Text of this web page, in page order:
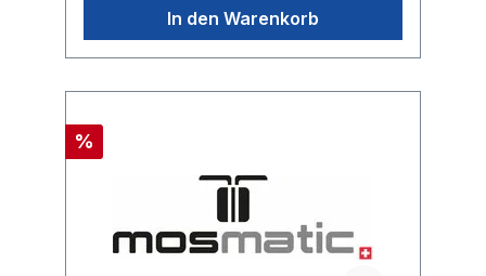
In den Warenkorb
%